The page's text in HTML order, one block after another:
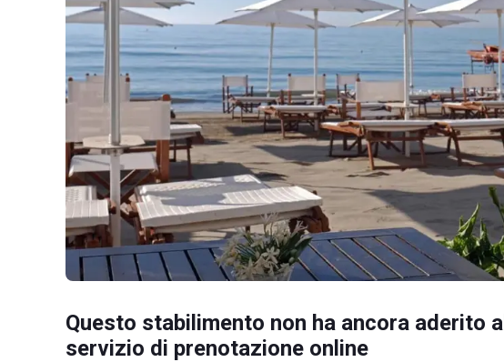
Questo stabilimento non ha ancora aderito al
servizio di prenotazione online